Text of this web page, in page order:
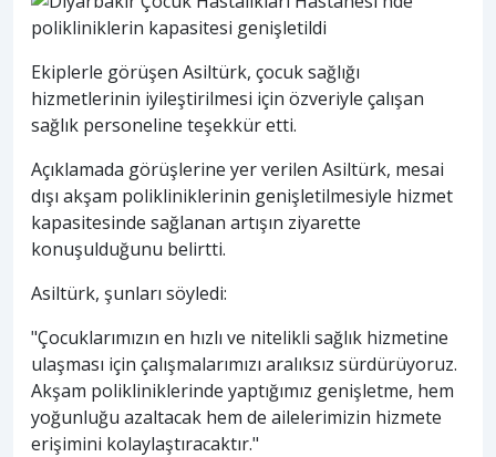
Ekiplerle görüşen Asiltürk, çocuk sağlığı
hizmetlerinin iyileştirilmesi için özveriyle çalışan
sağlık personeline teşekkür etti.
Açıklamada görüşlerine yer verilen Asiltürk, mesai
dışı akşam polikliniklerinin genişletilmesiyle hizmet
kapasitesinde sağlanan artışın ziyarette
konuşulduğunu belirtti.
Asiltürk, şunları söyledi:
"Çocuklarımızın en hızlı ve nitelikli sağlık hizmetine
ulaşması için çalışmalarımızı aralıksız sürdürüyoruz.
Akşam polikliniklerinde yaptığımız genişletme, hem
yoğunluğu azaltacak hem de ailelerimizin hizmete
erişimini kolaylaştıracaktır."